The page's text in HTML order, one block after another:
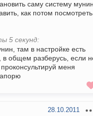
саму систему
как потом посмотреть
5 секунд:
там в настройке есть
в общем разберусь, если
меня
28.10.2011